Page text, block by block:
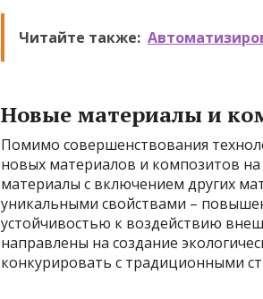
Читайте также:
Новые материалы и
Помимо совершенствования
новых материалов и композитов
материалы с включением других
уникальными свойствами –
устойчивостью к воздействию
направлены на создание
конкурировать с традиционными